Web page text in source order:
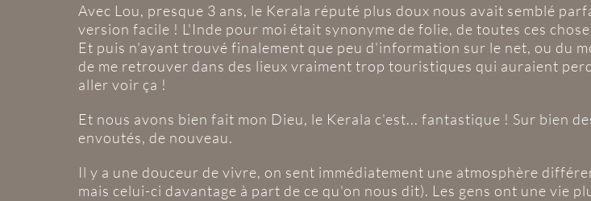
Avec Lou, presque 3 ans, le Kerala réputé plus doux nous avait semblé
version facile ! L'Inde pour moi était synonyme de folie, de toutes ces
Et puis n'ayant trouvé finalement que peu d'information sur le net, ou du
de me retrouver dans des lieux vraiment trop touristiques qui auraient
aller voir ça !
Et nous avons bien fait mon Dieu, le Kerala c'est... fantastique ! Sur bien
envoutés, de nouveau.
Il y a une douceur de vivre, on sent immédiatement une atmosphère
mais celui-ci davantage à part de ce qu'on nous dit). Les gens ont une vie